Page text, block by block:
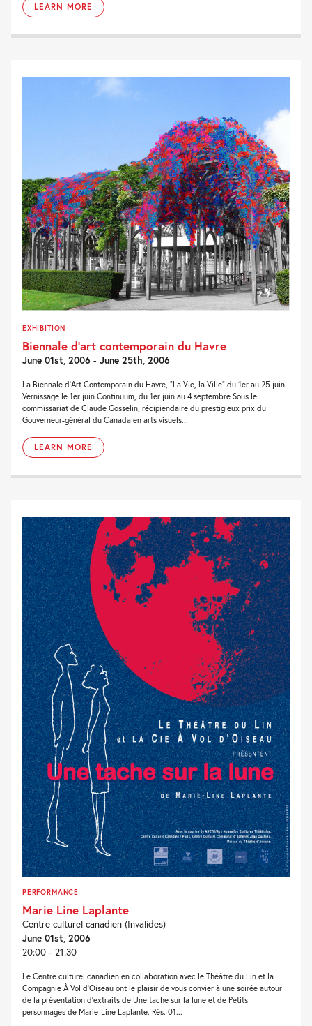
LEARN MORE
EXHIBITION
Biennale d’art contemporain du Havre
June 01st, 2006 - June 25th, 2006
La Biennale d’Art Contemporain du Havre, “La Vie, la Ville” du 1er au 25 juin.
Vernissage le 1er juin Continuum, du 1er juin au 4 septembre Sous le
commissariat de Claude Gosselin, récipiendaire du prestigieux prix du
Gouverneur-général du Canada en arts visuels...
LEARN MORE
PERFORMANCE
Marie Line Laplante
Centre culturel canadien (Invalides)
June 01st, 2006
20:00 - 21:30
Le Centre culturel canadien en collaboration avec le Théâtre du Lin et la
Compagnie À Vol d’Oiseau ont le plaisir de vous convier à une soirée autour
de la présentation d’extraits de Une tache sur la lune et de Petits
personnages de Marie-Line Laplante. Rés. 01...